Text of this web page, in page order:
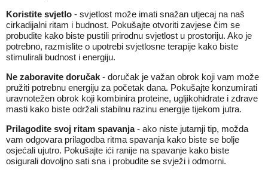
Koristite svjetlo - svjetlost može imati snažan utjecaj na naš
cirkadijalni ritam i budnost. Pokušajte otvoriti zavjese čim se
probudite kako biste pustili prirodnu svjetlost u prostoriju. Ako je
potrebno, razmislite o upotrebi svjetlosne terapije kako biste
stimulirali budnost i energiju.
Ne zaboravite doručak - doručak je važan obrok koji vam može
pružiti potrebnu energiju za početak dana. Pokušajte konzumirati
uravnotežen obrok koji kombinira proteine, ugljikohidrate i zdrave
masti kako biste održali stabilnu razinu energije tijekom jutra.
Prilagodite svoj ritam spavanja- ako niste jutarnji tip, možda
vam odgovara prilagodba ritma spavanja kako biste se bolje
osjećali ujutro. Pokušajte ići ranije na spavanje kako biste
osigurali dovoljno sati sna i probudite se svježi i odmorni.